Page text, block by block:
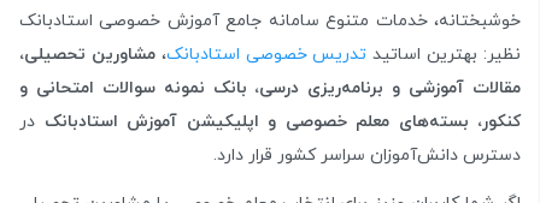
خوشبختانه، خدمات متنوع سامانه جامع آموزش خصوصی استادبانک
نظیر: بهترین اساتید تدریس خصوصی استادبانک،مشاورین تحصیلی،
مقالات آموزشی و برنامه‌ریزی درسی، بانک نمونه سوالات امتحانی و
کنکور، بسته‌های معلم خصوصی و اپلیکیشن آموزش استادبانک در
دسترس دانش‌آموزان سراسر کشور قرار دارد.